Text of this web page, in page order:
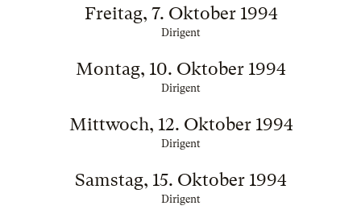
Freitag, 7. Oktober 1994
Dirigent
Montag, 10. Oktober 1994
Dirigent
Mittwoch, 12. Oktober 1994
Dirigent
Samstag, 15. Oktober 1994
Dirigent